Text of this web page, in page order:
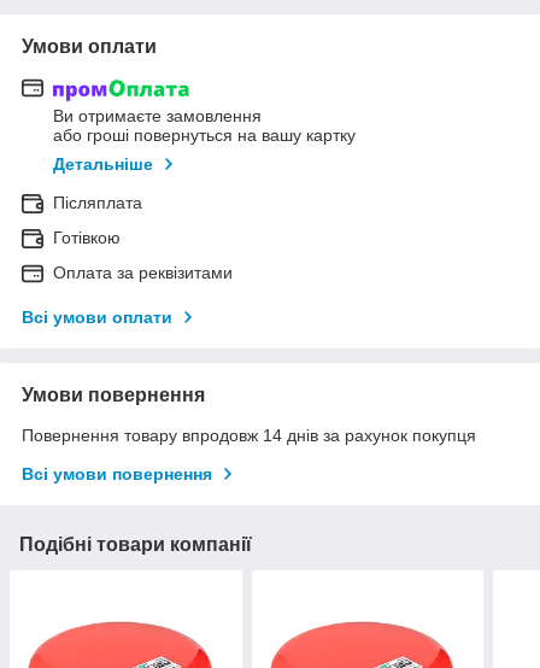
Умови оплати
Ви отримаєте замовлення
або гроші повернуться на вашу картку
Детальніше
Післяплата
Готівкою
Оплата за реквізитами
Всі умови оплати
Умови повернення
Повернення товару впродовж 14 днів за рахунок покупця
Всі умови повернення
Подібні товари компанії